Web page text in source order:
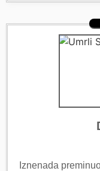
Iznenada